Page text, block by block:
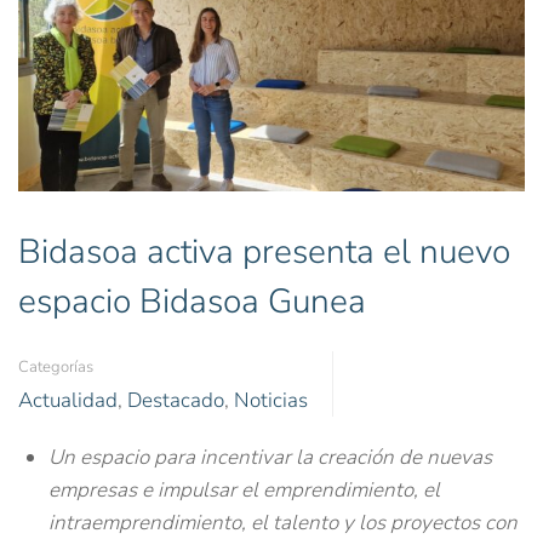
Bidasoa activa presenta el nuevo
espacio Bidasoa Gunea
Categorías
Actualidad, Destacado, Noticias
Un espacio para incentivar la creación de nuevas
empresas e impulsar el emprendimiento, el
intraemprendimiento, el talento y los proyectos con